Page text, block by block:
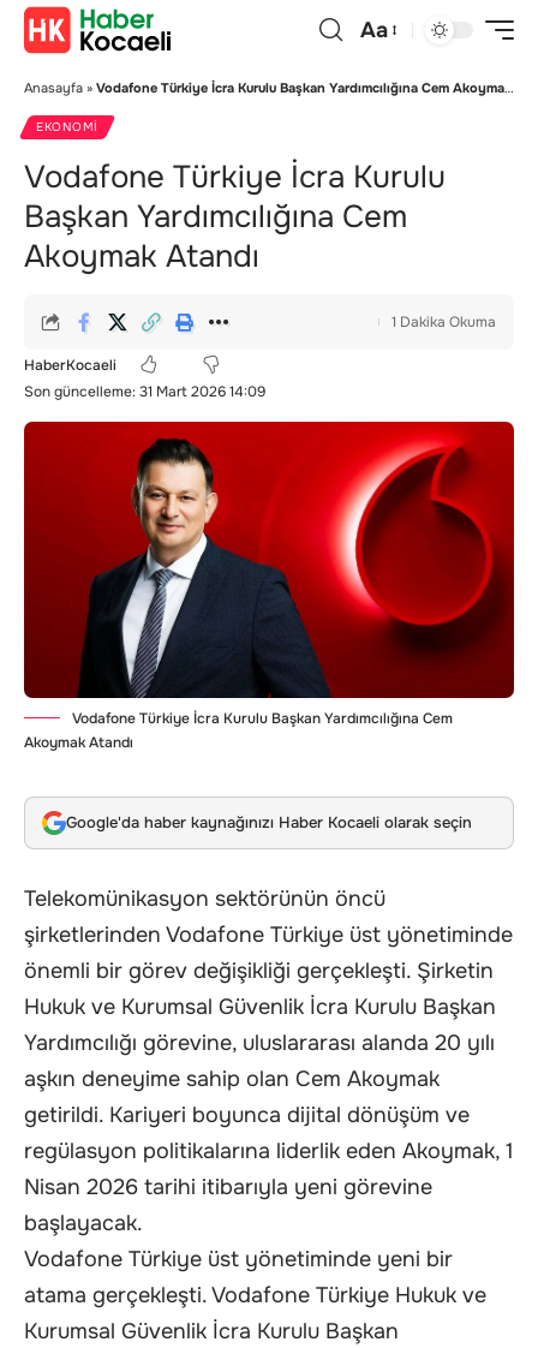
Aa
Anasayfa » Vodafone Türkiye İcra Kurulu Başkan Yardımcılığına Cem Akoymak Atandı
EKONOMI
Vodafone Türkiye İcra Kurulu
Başkan Yardımcılığına Cem
Akoymak Atandı
Son güncelleme: 31 Mart 2026 14:09
HaberKocaeli
1 Dakika Okuma
Vodafone Türkiye İcra Kurulu Başkan Yardımcılığına Cem
Akoymak Atandı
Google'da haber kaynağınızı Haber Kocaeli olarak seçin
Telekomünikasyon sektörünün öncü
şirketlerinden Vodafone Türkiye üst yönetiminde
önemli bir görev değişikliği gerçekleşti. Şirketin
Hukuk ve Kurumsal Güvenlik İcra Kurulu Başkan
Yardımcılığı görevine, uluslararası alanda 20 yılı
aşkın deneyime sahip olan Cem Akoymak
getirildi. Kariyeri boyunca dijital dönüşüm ve
regülasyon politikalarına liderlik eden Akoymak, 1
Nisan 2026 tarihi itibarıyla yeni görevine
başlayacak.
Vodafone Türkiye üst yönetiminde yeni bir
atama gerçekleşti. Vodafone Türkiye Hukuk ve
Kurumsal Güvenlik İcra Kurulu Başkan